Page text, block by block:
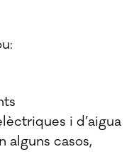
i d’aigua
alguns casos,